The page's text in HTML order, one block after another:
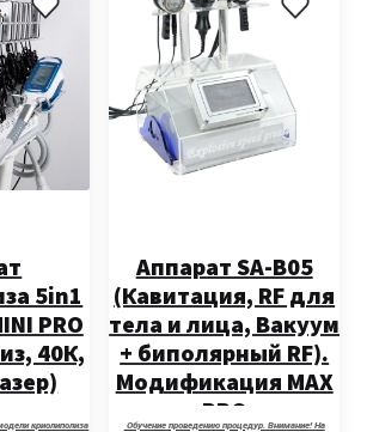
5in1
PRO
40К,
криолиполиза
Аппарат SA-B05
(Кавитация, RF для
тела и лица, Вакуум
+ биполярный RF).
Модификация MAX
PRO
Обучение проведению процедур. Внимание! На